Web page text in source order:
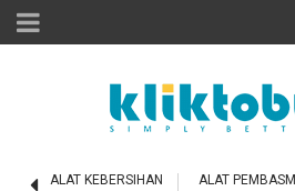
ALAT KEBERSIHAN
ALAT PEMBASMI